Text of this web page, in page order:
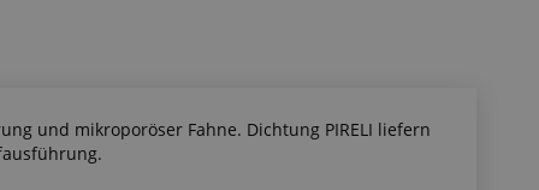
10445004
und mikroporöser Fahne. Dichtung PIRELI liefern